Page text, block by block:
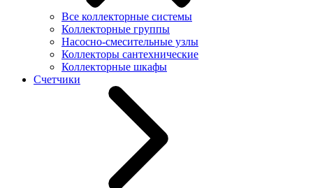
Все коллекторные системы
Коллекторные группы
Насосно-смесительные узлы
Коллекторы сантехнические
Коллекторные шкафы
Счетчики